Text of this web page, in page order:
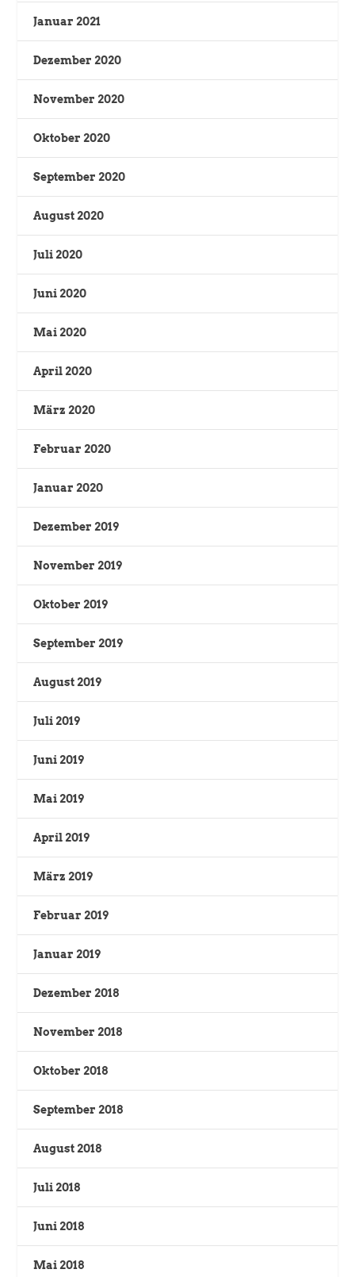
Januar 2021
Dezember 2020
November 2020
Oktober 2020
September 2020
August 2020
Juli 2020
Juni 2020
Mai 2020
April 2020
März 2020
Februar 2020
Januar 2020
Dezember 2019
November 2019
Oktober 2019
September 2019
August 2019
Juli 2019
Juni 2019
Mai 2019
April 2019
März 2019
Februar 2019
Januar 2019
Dezember 2018
November 2018
Oktober 2018
September 2018
August 2018
Juli 2018
Juni 2018
Mai 2018